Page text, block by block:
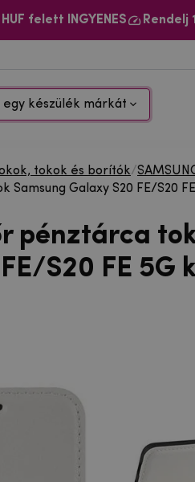
felett INGYENES Rendelj
egy készülék márkát
tokok és borítók/
Samsung Galaxy S20 FE/S20
pénztárca
S20 FE 5G